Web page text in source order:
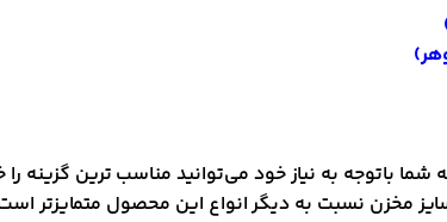
باتوجه به نیاز خود می‌توانید مناسب ترین گزینه را
مخزن نسبت به دیگر انواع این محصول متمایزتر